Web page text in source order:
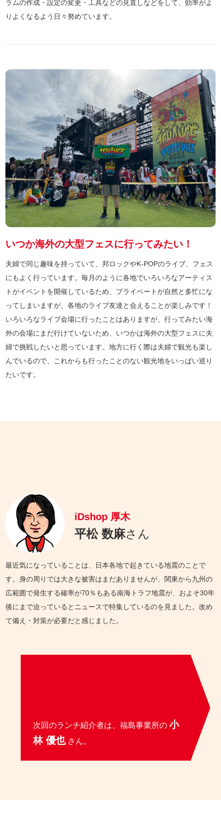
ラムの作成・設定の変更・工具などの見直しなどをして、効率がよ
りよくなるよう日々努めています。
いつか海外の大型フェスに行ってみたい！
夫婦で同じ趣味を持っていて、邦ロックやK-POPのライブ、フェス
にもよく行っています。毎月のように各地でいろいろなアーティス
トがイベントを開催しているため、プライベートが自然と多忙にな
ってしまいますが、各地のライブ友達と会えることが楽しみです！
いろいろなライブ会場に行ったことはありますが、行ってみたい海
外の会場にまだ行けていないため、いつかは海外の大型フェスに夫
婦で挑戦したいと思っています。地方に行く際は夫婦で観光も楽し
んでいるので、これからも行ったことのない観光地をいっぱい巡り
たいです。
iDshop 厚木
平松 数麻さん
最近気になっていることは、日本各地で起きている地震のことで
す。身の周りでは大きな被害はまだありませんが、関東から九州の
広範囲で発生する確率が70％もある南海トラフ地震が、およそ30年
後にまで迫っているとニュースで特集しているのを見ました。改め
て備え・対策が必要だと感じました。
次回のランチ紹介者は、福島事業所の 小
林 優也さん。